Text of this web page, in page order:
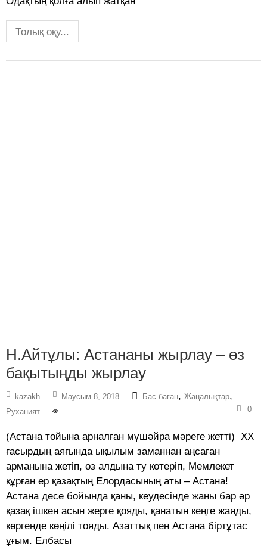
Толық оқу...
Н.Айтұлы: Астананы жырлау – өз
бақытыңды жырлау
kazakh Маусым 8, 2018 Бас баған, Жаңалықтар,
Руханият 0
(Астана тойына арналған мүшәйра мәреге жетті) ХХ
ғасырдың аяғында ықылым заманнан аңсаған
арманына жетіп, өз алдына ту көтеріп, Мемлекет
құрған ер қазақтың Елордасының аты – Астана!
Астана десе бойында қаны, кеудесінде жаны бар әр
қазақ ішкен асын жерге қояды, қанатын кеңге жаяды,
көргенде көңілі тояды. Азаттық пен Астана біртұтас
ұғым. Елбасы